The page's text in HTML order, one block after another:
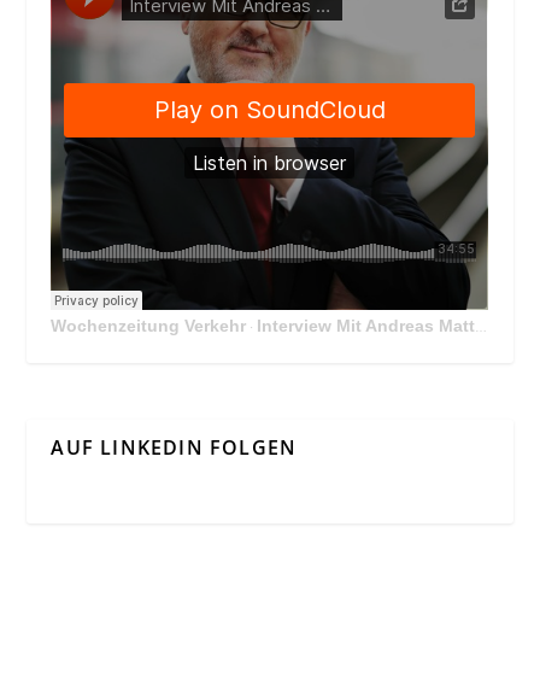
Wochenzeitung Verkehr · Interview Mit Andreas Matthä, CEO der ÖBB Holding
AUF LINKEDIN FOLGEN